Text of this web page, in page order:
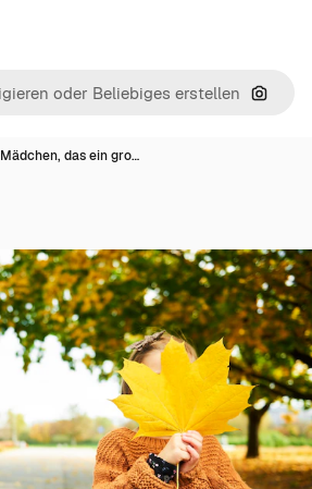
Nach
Mädchen, das ein gro…